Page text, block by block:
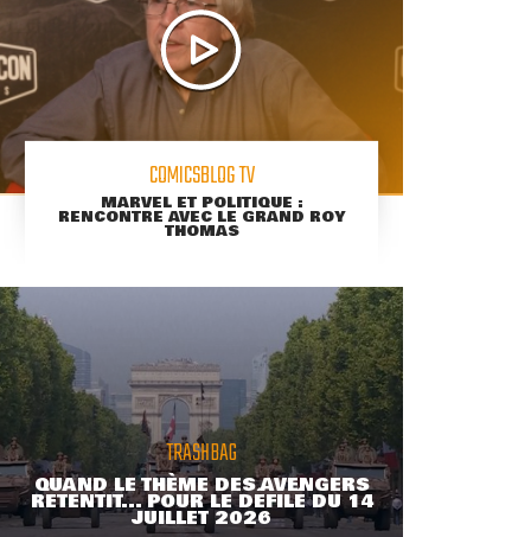
COMICSBLOG TV
MARVEL ET POLITIQUE :
RENCONTRE AVEC LE GRAND ROY
THOMAS
TRASHBAG
QUAND LE THÈME DES AVENGERS
RETENTIT... POUR LE DÉFILÉ DU 14
JUILLET 2026